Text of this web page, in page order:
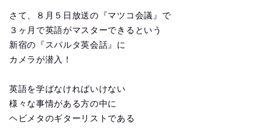
さて、８月５日放送の『マツコ会議』で
３ヶ月で英語がマスターできるという
新宿の『スパルタ英会話』に
カメラが潜入！
英語を学ばなければいけない
様々な事情がある方の中に
ヘビメタのギターリストである